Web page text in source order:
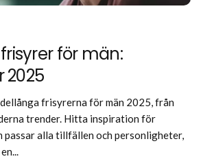
för män:
2025
frisyrerna för män 2025, från
trender. Hitta inspiration för
passar alla tillfällen och personligheter,